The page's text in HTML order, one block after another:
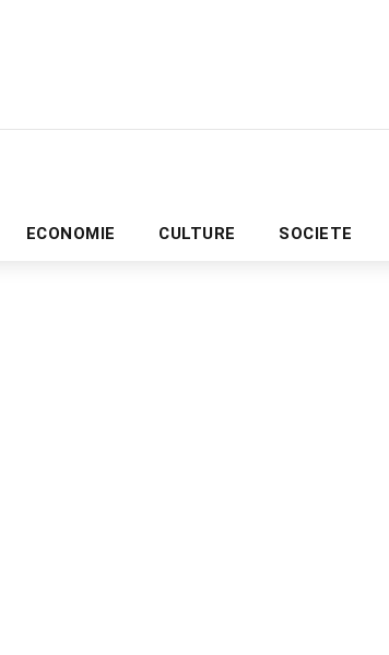
ECONOMIE CULTURE SOCIETE